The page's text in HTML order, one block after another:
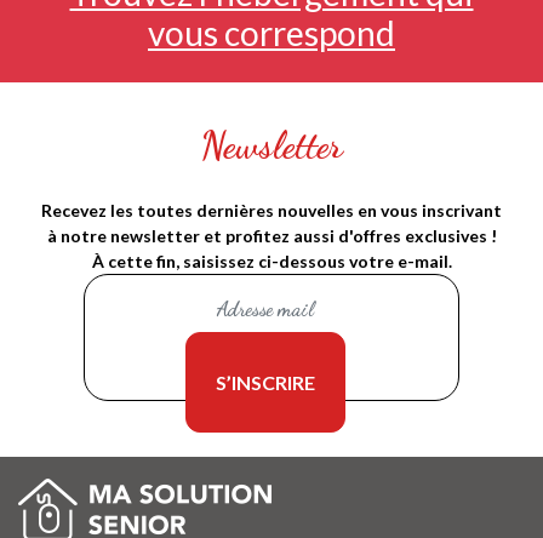
vous correspond
Newsletter
Recevez les toutes dernières nouvelles en vous inscrivant
à notre newsletter et profitez aussi d'offres exclusives !
À cette fin, saisissez ci-dessous votre e-mail.